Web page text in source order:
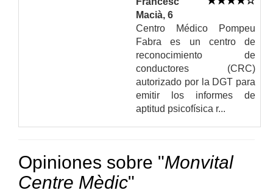
Macià, 6
Centro Médico Pompeu
Fabra es un centro de
reconocimiento de
conductores (CRC)
autorizado por la DGT para
emitir los informes de
aptitud psicofísica r...
Opiniones sobre "Monvital
Centre Mèdic"